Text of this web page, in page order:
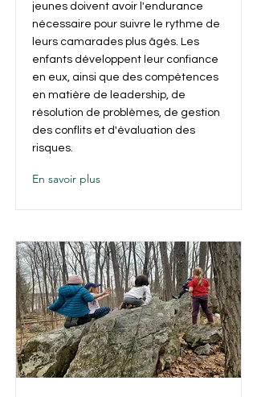
jeunes doivent avoir l'endurance
nécessaire pour suivre le rythme de
leurs camarades plus âgés. Les
enfants développent leur confiance
en eux, ainsi que des compétences
en matière de leadership, de
résolution de problèmes, de gestion
des conflits et d'évaluation des
risques.
En savoir plus